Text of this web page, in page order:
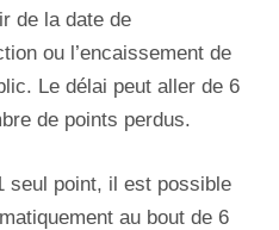
de la date de
ou l’encaissement de
Le délai peut aller de 6
de points perdus.
seul point, il est possible
au bout de 6